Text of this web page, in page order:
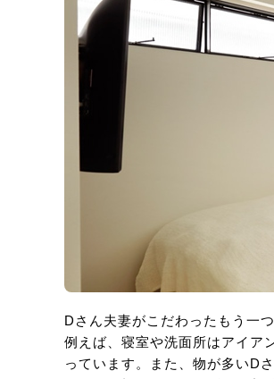
Dさん夫妻がこだわったもう一
例えば、寝室や洗面所はアイア
っています。また、物が多いD